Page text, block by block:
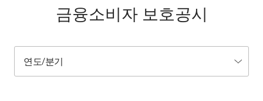
금융소비자 보호공시
연도/분기